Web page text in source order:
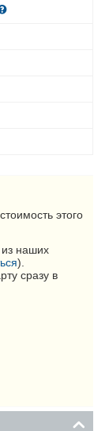
этого
наших
).
сразу в